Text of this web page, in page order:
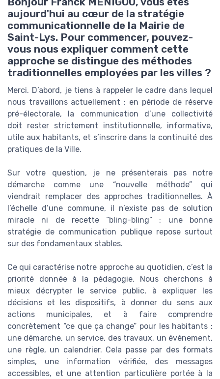
aujourd'hui au cœur de la stratégie
communicationnelle de la Mairie de
Saint-Lys. Pour commencer, pouvez-
vous nous expliquer comment cette
approche se distingue des méthodes
traditionnelles employées par les villes ?
Merci. D’abord, je tiens à rappeler le cadre dans lequel
nous travaillons actuellement : en période de réserve
pré-électorale, la communication d’une collectivité
doit rester strictement institutionnelle, informative,
utile aux habitants, et s’inscrire dans la continuité des
pratiques de la Ville.
Sur votre question, je ne présenterais pas notre
démarche comme une “nouvelle méthode” qui
viendrait remplacer des approches traditionnelles. À
l’échelle d’une commune, il n’existe pas de solution
miracle ni de recette “bling-bling” : une bonne
stratégie de communication publique repose surtout
sur des fondamentaux stables.
Ce qui caractérise notre approche au quotidien, c’est la
priorité donnée à la pédagogie. Nous cherchons à
mieux décrypter le service public, à expliquer les
décisions et les dispositifs, à donner du sens aux
actions municipales, et à faire comprendre
concrètement “ce que ça change” pour les habitants :
une démarche, un service, des travaux, un événement,
une règle, un calendrier. Cela passe par des formats
simples, une information vérifiée, des messages
accessibles, et une attention particulière portée à la